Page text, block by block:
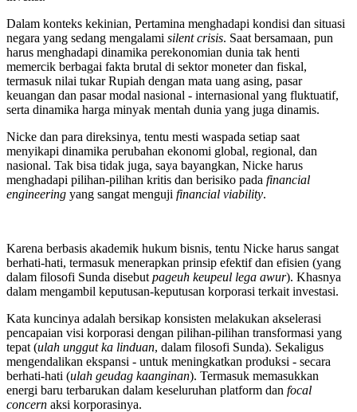
Dalam konteks kekinian, Pertamina menghadapi kondisi dan situasi
negara yang sedang mengalami silent crisis. Saat bersamaan, pun
harus menghadapi dinamika perekonomian dunia tak henti
memercik berbagai fakta brutal di sektor moneter dan fiskal,
termasuk nilai tukar Rupiah dengan mata uang asing, pasar
keuangan dan pasar modal nasional - internasional yang fluktuatif,
serta dinamika harga minyak mentah dunia yang juga dinamis.
Nicke dan para direksinya, tentu mesti waspada setiap saat
menyikapi dinamika perubahan ekonomi global, regional, dan
nasional. Tak bisa tidak juga, saya bayangkan, Nicke harus
menghadapi pilihan-pilihan kritis dan berisiko pada financial
engineering yang sangat menguji financial viability.
Karena berbasis akademik hukum bisnis, tentu Nicke harus sangat
berhati-hati, termasuk menerapkan prinsip efektif dan efisien (yang
dalam filosofi Sunda disebut pageuh keupeul lega awur). Khasnya
dalam mengambil keputusan-keputusan korporasi terkait investasi.
Kata kuncinya adalah bersikap konsisten melakukan akselerasi
pencapaian visi korporasi dengan pilihan-pilihan transformasi yang
tepat (ulah unggut ka linduan, dalam filosofi Sunda). Sekaligus
mengendalikan ekspansi - untuk meningkatkan produksi - secara
berhati-hati (ulah geudag kaanginan). Termasuk memasukkan
energi baru terbarukan dalam keseluruhan platform dan focal
concern aksi korporasinya.